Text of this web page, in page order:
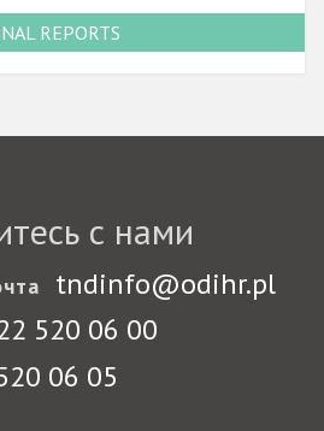
REPORTS
с нами
tndinfo@odihr.pl
520 06 00
06 05